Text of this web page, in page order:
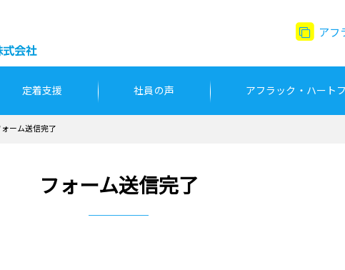
アフ
定着支援 社員の声 アフラック・ハート
ォーム送信完了
フォーム送信完了